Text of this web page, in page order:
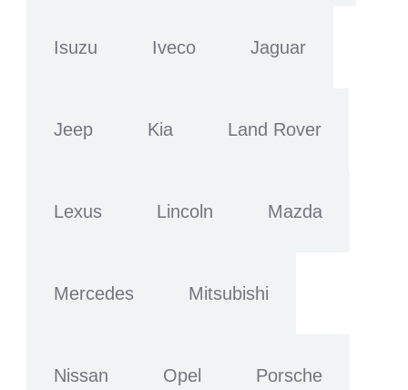
Isuzu Iveco Jaguar
Jeep Kia Land Rover
Lexus Lincoln Mazda
Mercedes Mitsubishi
Nissan Opel Porsche